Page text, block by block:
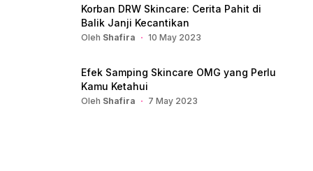
Korban DRW Skincare: Cerita Pahit di
Balik Janji Kecantikan
Oleh Shafira 10 May 2023
Efek Samping Skincare OMG yang Perlu
Kamu Ketahui
Oleh Shafira 7 May 2023